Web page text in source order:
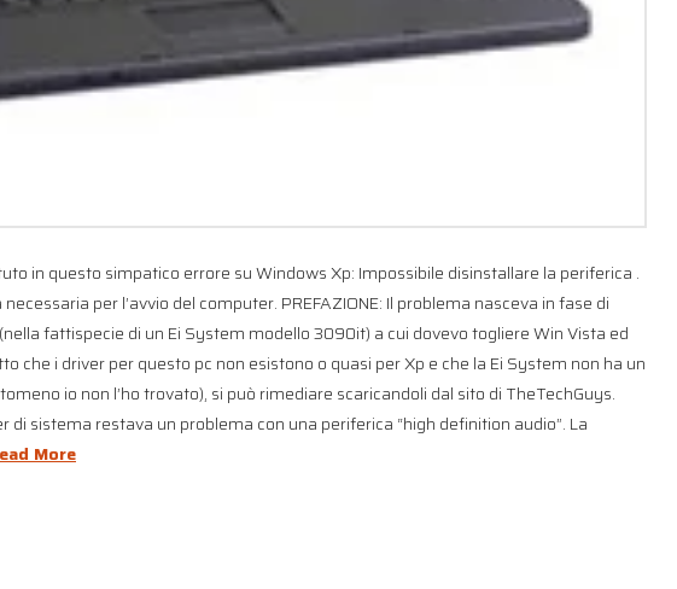
in questo simpatico errore su Windows Xp: Impossibile disinstallare la periferica .
per l’avvio del computer. PREFAZIONE: Il problema nasceva in fase di
fattispecie di un Ei System modello 3090it) a cui dovevo togliere Win Vista ed
che i driver per questo pc non esistono o quasi per Xp e che la Ei System non ha un
io non l’ho trovato), si può rimediare scaricandoli dal sito di TheTechGuys.
di sistema restava un problema con una periferica “high definition audio”. La
More